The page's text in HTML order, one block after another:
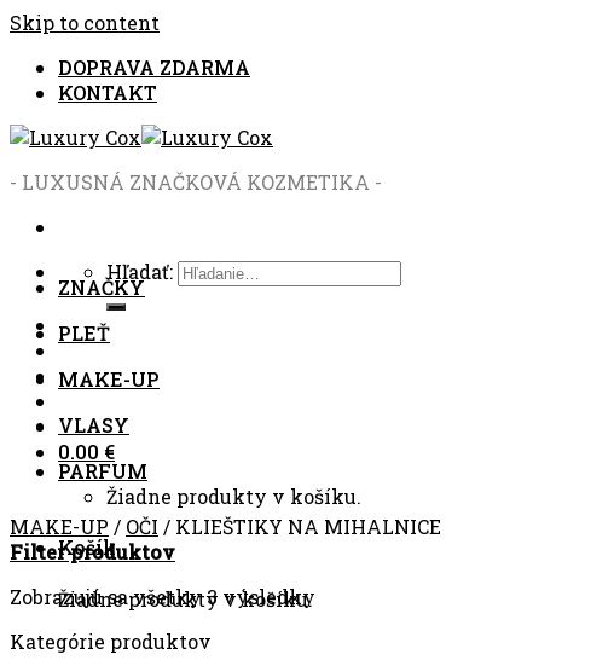
Skip to content
DOPRAVA ZDARMA
KONTAKT
- LUXUSNÁ ZNAČKOVÁ KOZMETIKA -
Hľadať:
0.00 €
Žiadne produkty v košíku.
Košík
Žiadne produkty v košíku.
ZNAČKY
PLEŤ
MAKE-UP
VLASY
PARFUM
MAKE-UP / OČI / KLIEŠTIKY NA MIHALNICE
Filter produktov
Zobrazujú sa všetky 3 výsledky
Kategórie produktov